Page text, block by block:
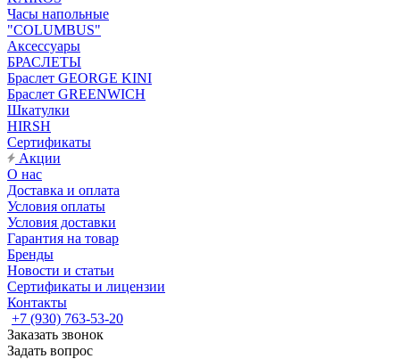
Часы напольные
"COLUMBUS"
Аксессуары
БРАСЛЕТЫ
Браслет GEORGE KINI
Браслет GREENWICH
Шкатулки
HIRSH
Сертификаты
Акции
О нас
Доставка и оплата
Условия оплаты
Условия доставки
Гарантия на товар
Бренды
Новости и статьи
Сертификаты и лицензии
Контакты
+7 (930) 763-53-20
Заказать звонок
Задать вопрос